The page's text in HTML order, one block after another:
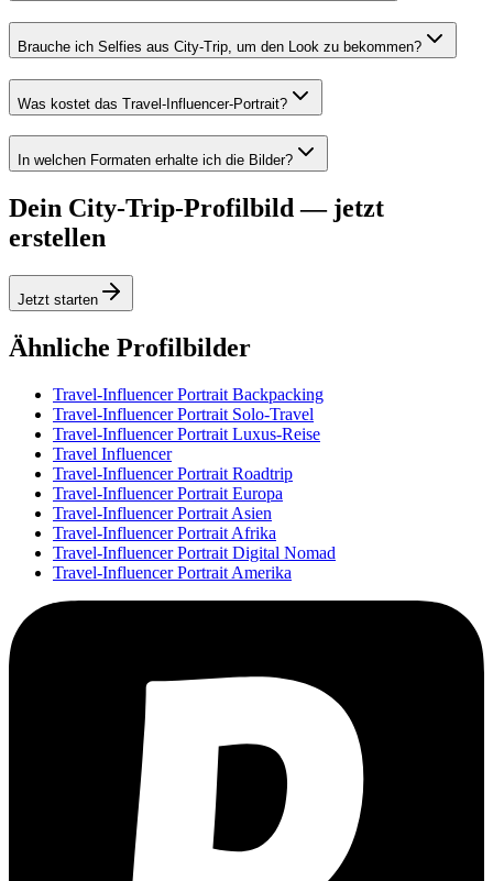
Brauche ich Selfies aus City-Trip, um den Look zu bekommen?
Was kostet das Travel-Influencer-Portrait?
In welchen Formaten erhalte ich die Bilder?
Dein City-Trip-Profilbild — jetzt
erstellen
Jetzt starten
Ähnliche Profilbilder
Travel-Influencer Portrait Backpacking
Travel-Influencer Portrait Solo-Travel
Travel-Influencer Portrait Luxus-Reise
Travel Influencer
Travel-Influencer Portrait Roadtrip
Travel-Influencer Portrait Europa
Travel-Influencer Portrait Asien
Travel-Influencer Portrait Afrika
Travel-Influencer Portrait Digital Nomad
Travel-Influencer Portrait Amerika